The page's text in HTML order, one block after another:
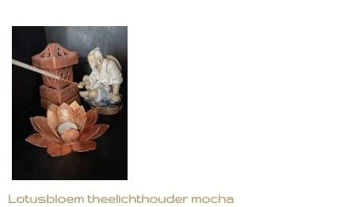
Lotusbloem theelichthouder mocha